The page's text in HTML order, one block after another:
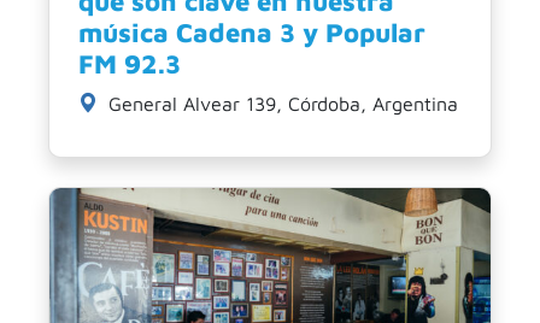
música Cadena 3 y Popular
FM 92.3
General Alvear 139, Córdoba, Argentina